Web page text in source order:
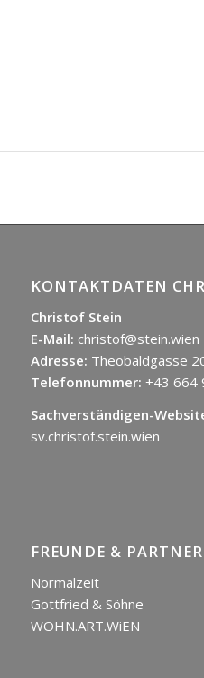
KONTAKTDATEN
Christof Stein
E-Mail: christof@stein.wien
Adresse: Theobaldgasse
Telefonnummer: +43 664
Sachverständigen-
sv.christof.stein.wien
FREUNDE & PARTNER
Normalzeit
Gottfried & Söhne
WOHN.ART.WiEN